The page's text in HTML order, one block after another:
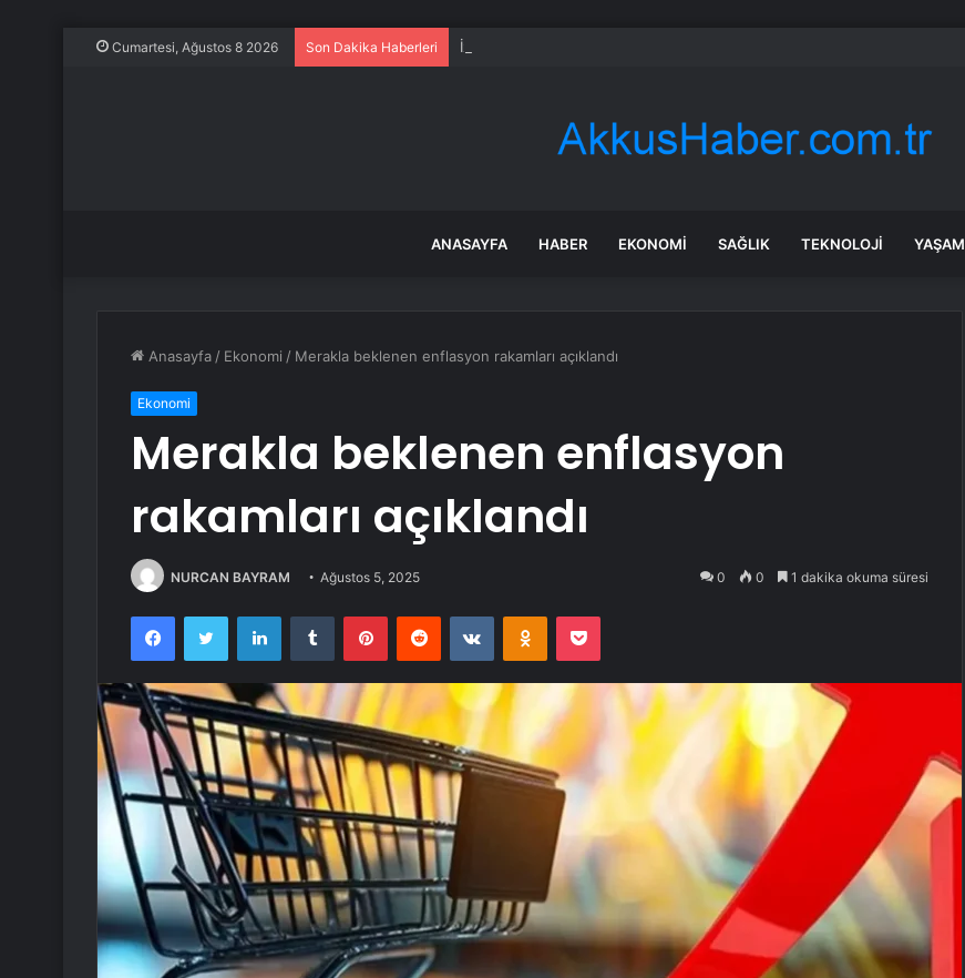
Cumartesi, Ağustos 8 2026 Son Dakika Haberleri İzmir Bornova’da ortak akıl buluşması
ANASAYFA HABER EKONOMI SAĞLIK TEKNOLOJI YAŞAM
Anasayfa / Ekonomi / Merakla beklenen enflasyon rakamları açıklandı
Ekonomi
Merakla beklenen enflasyon
rakamları açıklandı
NURCAN BAYRAM Ağustos 5, 2025 0 0 1 dakika okuma süresi
FacebookTwitter LinkedInTumblr PinterestReddit VKontakteOdnoklassniki
Pocket